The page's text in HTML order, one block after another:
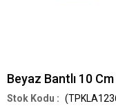
Beyaz Bantlı 10